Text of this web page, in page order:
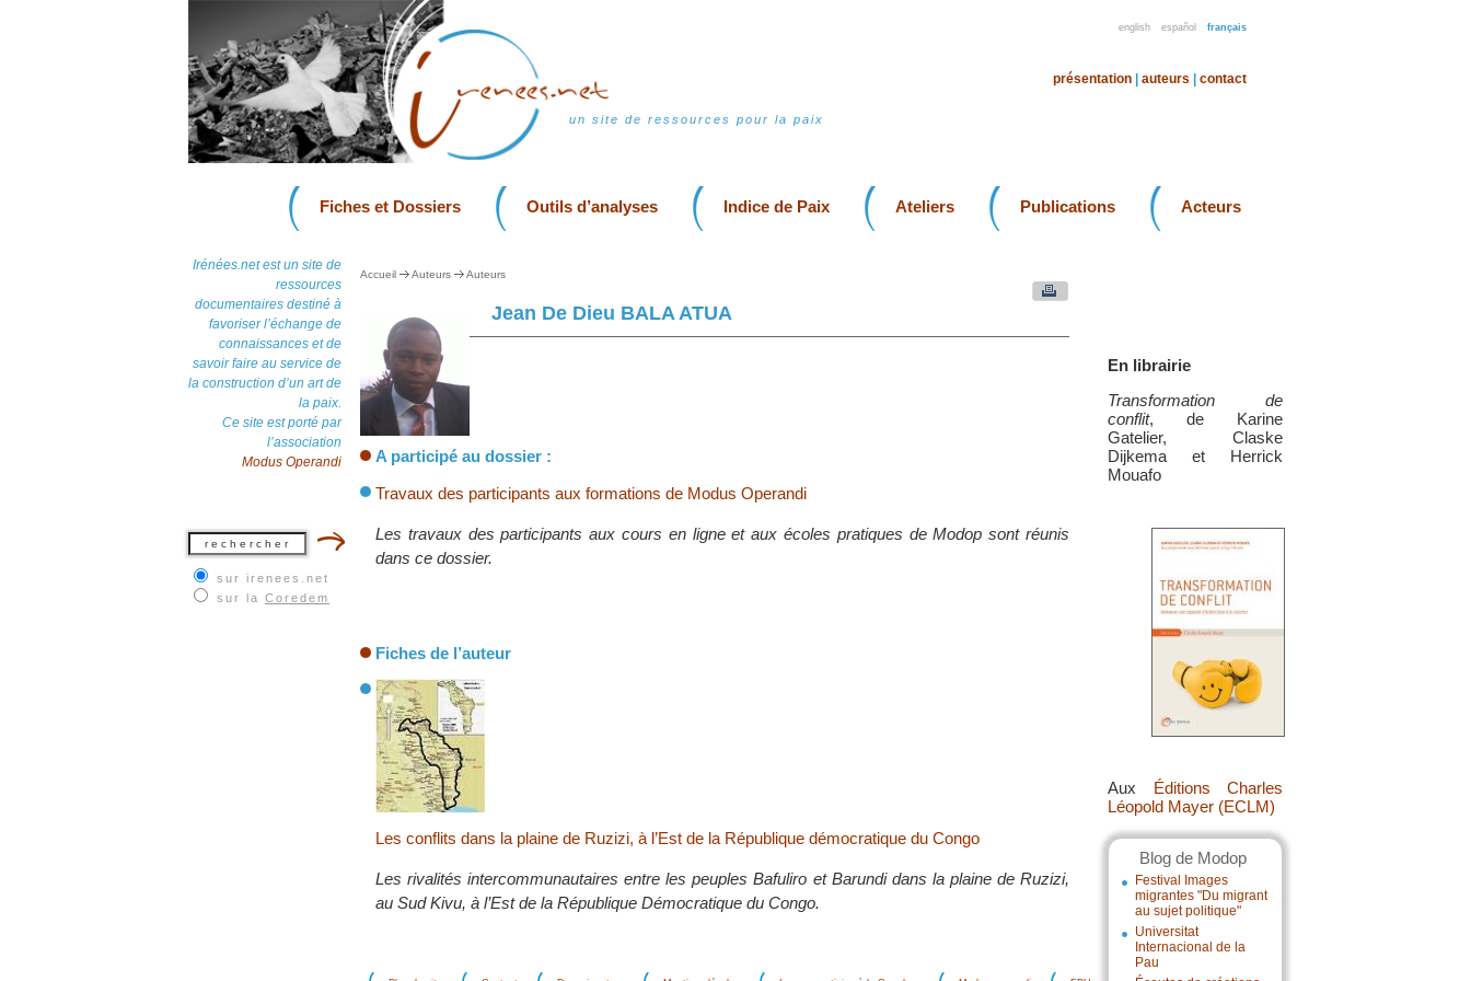
english español français
un site de ressources pour la paix
présentation auteurs contact
Fiches et Dossiers Outils d’analyses Indice de Paix Ateliers Publications Acteurs
Irénées.net est un site de
ressources
documentaires destiné à
favoriser l’échange de
connaissances et de
savoir faire au service de
la construction d’un art de
la paix.
Ce site est porté par
l’association
Modus Operandi
sur irenees.net
sur la Coredem
En librairie
Transformation de
conflit, de Karine
Gatelier, Claske
Dijkema et Herrick
Mouafo
Aux Éditions Charles
Léopold Mayer (ECLM)
Blog de Modop
Festival Images
migrantes "Du migrant
au sujet politique"
Universitat
Internacional de la
Pau
Accueil Auteurs Auteurs
Jean De Dieu BALA ATUA
A participé au dossier :
Travaux des participants aux formations de Modus Operandi
Les travaux des participants aux cours en ligne et aux écoles pratiques de Modop sont réunis
dans ce dossier.
Fiches de l’auteur
Les conflits dans la plaine de Ruzizi, à l’Est de la République démocratique du Congo
Les rivalités intercommunautaires entre les peuples Bafuliro et Barundi dans la plaine de Ruzizi,
au Sud Kivu, à l’Est de la République Démocratique du Congo.